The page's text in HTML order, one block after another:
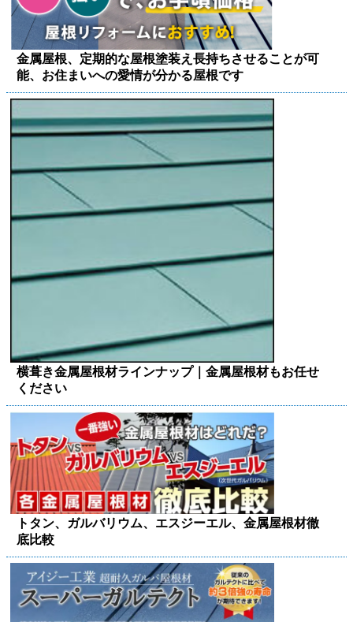
金属屋根、定期的な屋根塗装え長持ちさせることが可
能、お住まいへの愛情が分かる屋根です
横葺き金属屋根材ラインナップ｜金属屋根材もお任せ
ください
トタン、ガルバリウム、エスジーエル、金属屋根材徹
底比較